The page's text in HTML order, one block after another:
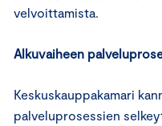
velvoittamista.
Alkuvaiheen
Keskuskauppakamari
palveluprosessien